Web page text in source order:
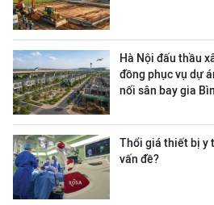
Hà Nội đấu thầu
đồng phục vụ dự
nối sân bay gia
Thổi giá thiết bị y
vấn đề?